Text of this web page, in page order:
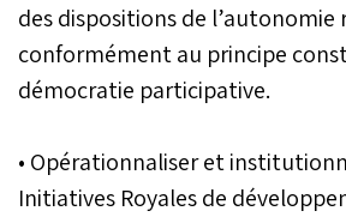
des dispositions de l’autonomie
conformément au principe
démocratie participative.
• Opérationnaliser et
Initiatives Royales de